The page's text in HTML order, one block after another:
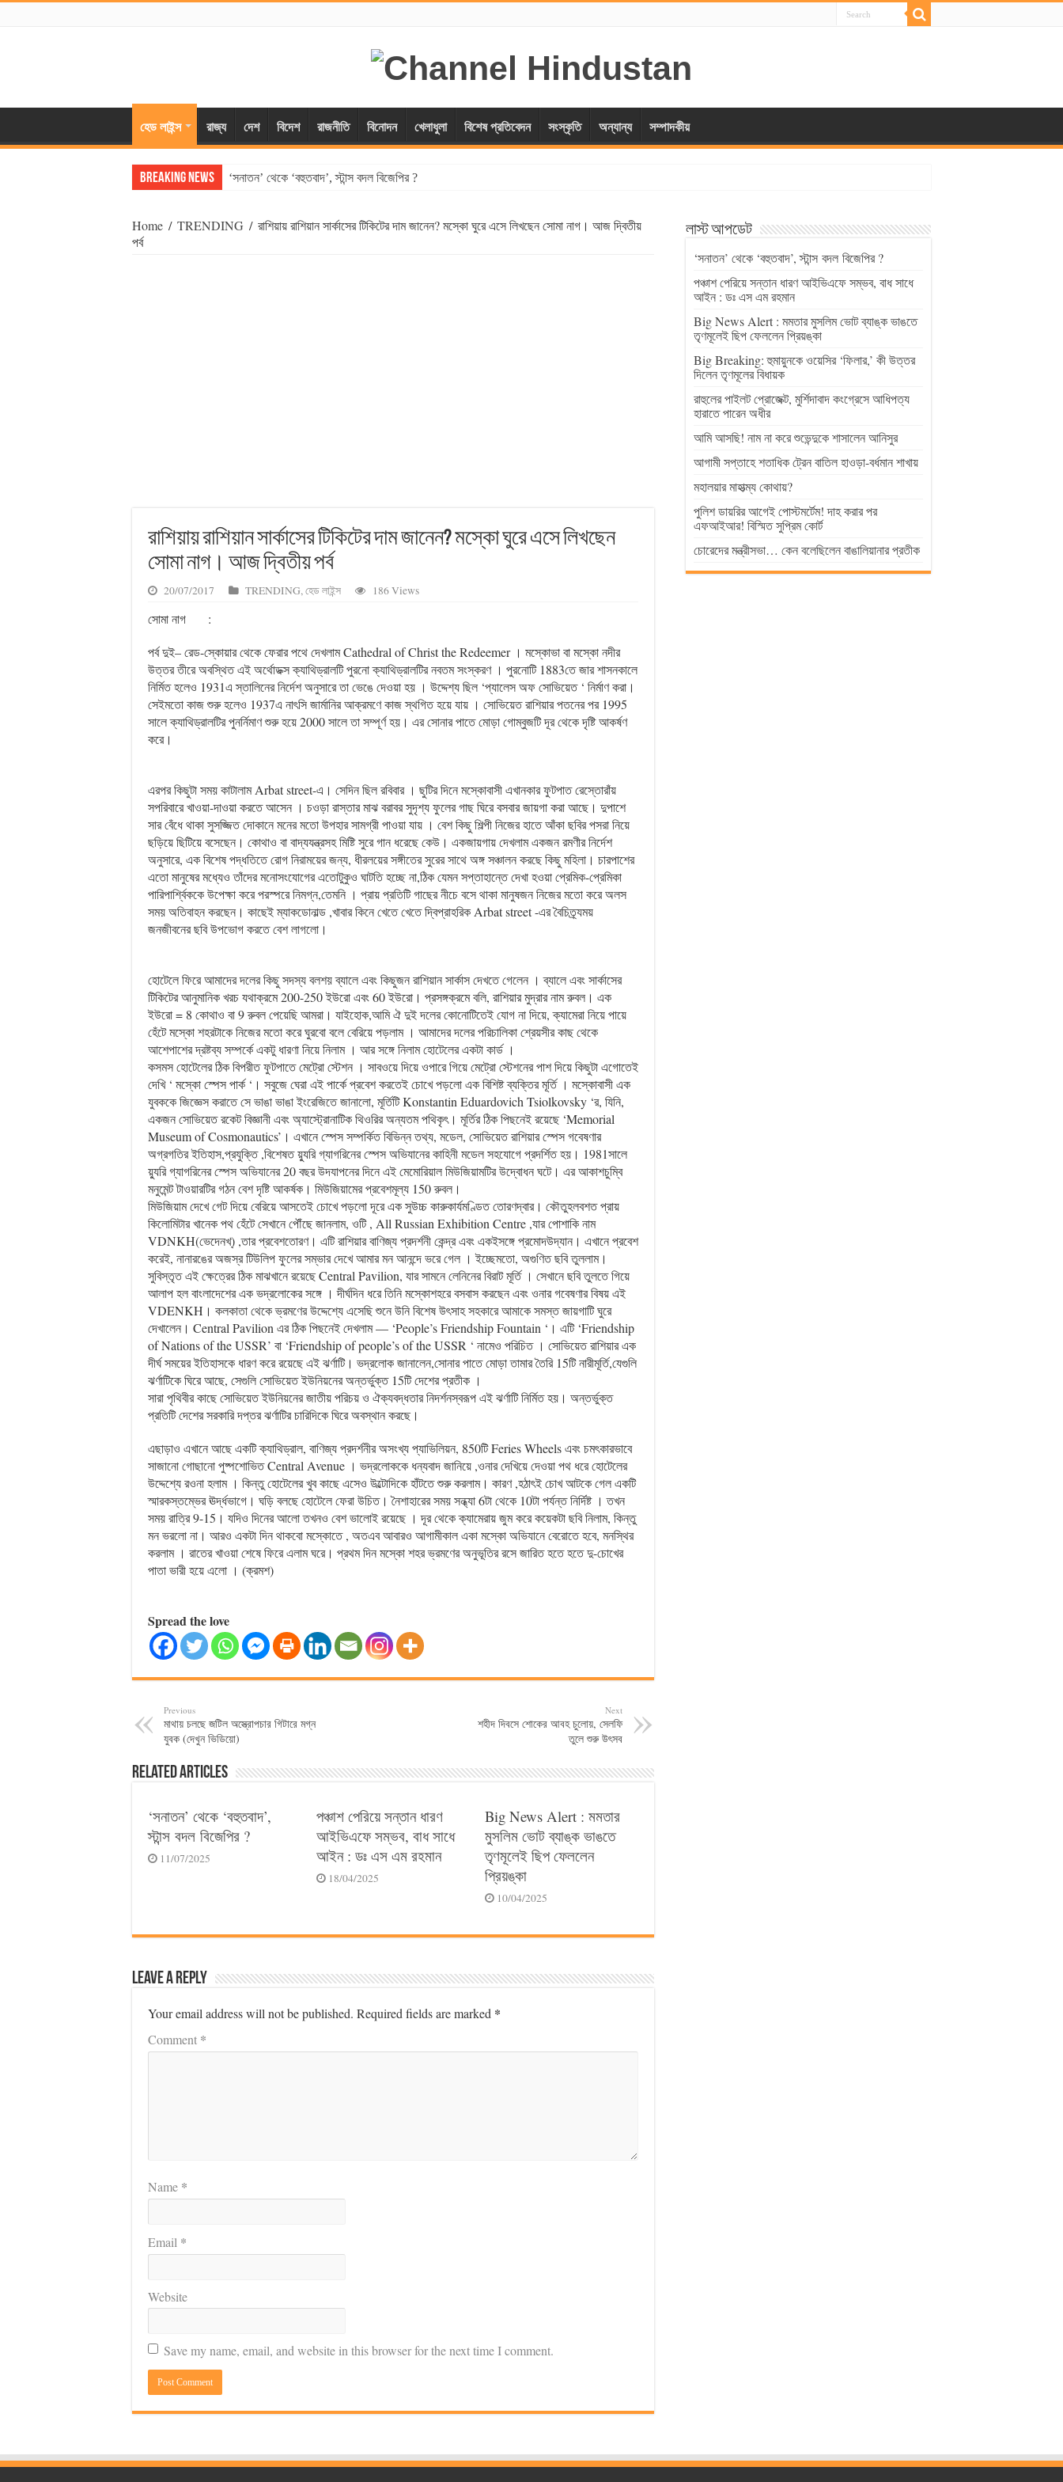
হেড লাইন্স রাজ্য দেশ বিদেশ রাজনীতি বিনোদন খেলাধুলা বিশেষ প্রতিবেদন সংস্কৃতি অন্যান্য সম্পাদকীয়
Breaking News ‘সনাতন’ থেকে ‘বহুতবাদ’, স্টান্স বদল বিজেপির ?
Home / TRENDING / রাশিয়ায় রাশিয়ান সার্কাসের টিকিটের দাম জানেন? মস্কো ঘুরে এসে লিখছেন সোমা নাগ। আজ দ্বিতীয়
পর্ব
রাশিয়ায় রাশিয়ান সার্কাসের টিকিটের দাম জানেন? মস্কো ঘুরে এসে লিখছেন
সোমা নাগ। আজ দ্বিতীয় পর্ব
20/07/2017 TRENDING,হেড লাইন্স 186 Views
সোমা নাগ
:
পর্ব দুই– রেড-স্কোয়ার থেকে ফেরার পথে দেখলাম Cathedral of Christ the Redeemer । মস্কোভা বা মস্কো নদীর
উত্তর তীরে অবস্থিত এই অর্থোডক্স ক্যাথিড্রালটি পুরনো ক্যাথিড্রালটির নবতম সংস্করণ । পুরনোটি 1883তে জার শাসনকালে
নির্মিত হলেও 1931এ স্তালিনের নির্দেশ অনুসারে তা ভেঙে দেওয়া হয় । উদ্দেশ্য ছিল ‘প্যালেস অফ সোভিয়েত ‘ নির্মাণ করা।
সেইমতো কাজ শুরু হলেও 1937এ নাৎসি জার্মানির আক্রমণে কাজ স্থগিত হয়ে যায় । সোভিয়েত রাশিয়ার পতনের পর 1995
সালে ক্যাথিড্রালটির পুনর্নিমাণ শুরু হয়ে 2000 সালে তা সম্পূর্ণ হয়। এর সোনার পাতে মোড়া গোম্বুজটি দূর থেকে দৃষ্টি আকর্ষণ
করে।
এরপর কিছুটা সময় কাটালাম Arbat street-এ। সেদিন ছিল রবিবার । ছুটির দিনে মস্কোবাসী এখানকার ফুটপাত রেস্তোরাঁয়
সপরিবারে খাওয়া-দাওয়া করতে আসেন । চওড়া রাস্তার মাঝ বরাবর সুদৃশ্য ফুলের গাছ ঘিরে বসবার জায়গা করা আছে। দুপাশে
সার বেঁধে থাকা সুসজ্জিত দোকানে মনের মতো উপহার সামগ্রী পাওয়া যায় । বেশ কিছু শিল্পী নিজের হাতে আঁকা ছবির পসরা নিয়ে
ছড়িয়ে ছিটিয়ে বসেছেন। কোথাও বা বাদ্যযন্ত্রসহ মিষ্টি সুরে গান ধরেছে কেউ। একজায়গায় দেখলাম একজন রমণীর নির্দেশ
অনুসারে, এক বিশেষ পদ্ধতিতে রোগ নিরাময়ের জন্য, ধীরলয়ের সঙ্গীতের সুরের সাথে অঙ্গ সঞ্চালন করছে কিছু মহিলা। চারপাশের
এতো মানুষের মধ্যেও তাঁদের মনোসংযোগের এতোটুকুও ঘাটতি হচ্ছে না,ঠিক যেমন সপ্তাহান্তে দেখা হওয়া প্রেমিক-প্রেমিকা
পারিপার্শ্বিককে উপেক্ষা করে পরস্পরে নিমগ্ন,তেমনি । প্রায় প্রতিটি গাছের নীচে বসে থাকা মানুষজন নিজের মতো করে অলস
সময় অতিবাহন করছেন। কাছেই ম্যাকডোনাল্ড ,খাবার কিনে খেতে খেতে দ্বিপ্রাহরিক Arbat street -এর বৈচিত্র্যময়
জনজীবনের ছবি উপভোগ করতে বেশ লাগলো।
হোটেলে ফিরে আমাদের দলের কিছু সদস্য বলশয় ব্যালে এবং কিছুজন রাশিয়ান সার্কাস দেখতে গেলেন । ব্যালে এবং সার্কাসের
টিকিটের আনুমানিক খরচ যথাক্রমে 200-250 ইউরো এবং 60 ইউরো। প্রসঙ্গক্রমে বলি, রাশিয়ার মুদ্রার নাম রুবল। এক
ইউরো = 8 কোথাও বা 9 রুবল পেয়েছি আমরা। যাইহোক,আমি ঐ দুই দলের কোনোটিতেই যোগ না দিয়ে, ক্যামেরা নিয়ে পায়ে
হেঁটে মস্কো শহরটাকে নিজের মতো করে ঘুরবো বলে বেরিয়ে পড়লাম । আমাদের দলের পরিচালিকা শ্রেয়সীর কাছ থেকে
আশেপাশের দ্রষ্টব্য সম্পর্কে একটু ধারণা নিয়ে নিলাম । আর সঙ্গে নিলাম হোটেলের একটা কার্ড ।
কসমস হোটেলের ঠিক বিপরীত ফুটপাতে মেট্রো স্টেশন । সাবওয়ে দিয়ে ওপারে গিয়ে মেট্রো স্টেশনের পাশ দিয়ে কিছুটা এগোতেই
দেখি ‘ মস্কো স্পেস পার্ক ‘। সবুজে ঘেরা এই পার্কে প্রবেশ করতেই চোখে পড়লো এক বিশিষ্ট ব্যক্তির মূর্তি । মস্কোবাসী এক
যুবককে জিজ্ঞেস করাতে সে ভাঙা ভাঙা ইংরেজিতে জানালো, মূর্তিটি Konstantin Eduardovich Tsiolkovsky ‘র, যিনি,
একজন সোভিয়েত রকেট বিজ্ঞানী এবং অ্যাস্ট্রোনাটিক থিওরির অন্যতম পথিকৃৎ। মূর্তির ঠিক পিছনেই রয়েছে ‘Memorial
Museum of Cosmonautics’। এখানে স্পেস সম্পর্কিত বিভিন্ন তথ্য, মডেল, সোভিয়েত রাশিয়ার স্পেস গবেষণার
অগ্রগতির ইতিহাস,প্রযুক্তি ,বিশেষত য়্যুরি গ্যাগরিনের স্পেস অভিযানের কাহিনী মডেল সহযোগে প্রদর্শিত হয়। 1981সালে
য়্যুরি গ্যাগরিনের স্পেস অভিযানের 20 বছর উদযাপনের দিনে এই মেমোরিয়াল মিউজিয়ামটির উদ্বোধন ঘটে। এর আকাশচুম্বি
মনুমেন্ট টাওয়ারটির গঠন বেশ দৃষ্টি আকর্ষক। মিউজিয়ামের প্রবেশমূল্য 150 রুবল।
মিউজিয়াম দেখে গেট দিয়ে বেরিয়ে আসতেই চোখে পড়লো দূরে এক সুউচ্চ কারুকার্যমণ্ডিত তোরণদ্বার। কৌতুহলবশত প্রায়
কিলোমিটার খানেক পথ হেঁটে সেখানে পৌঁছে জানলাম, ওটি , All Russian Exhibition Centre ,যার পোশাকি নাম
VDNKH(ভেদেনখ্) ,তার প্রবেশতোরণ। এটি রাশিয়ার বাণিজ্য প্রদর্শনী কেন্দ্র এবং একইসঙ্গে প্রমোদউদ্যান। এখানে প্রবেশ
করেই, নানারঙের অজস্র টিউলিপ ফুলের সম্ভার দেখে আমার মন আনন্দে ভরে গেল । ইচ্ছেমতো, অগুণিত ছবি তুললাম।
সুবিস্তৃত এই ক্ষেত্রের ঠিক মাঝখানে রয়েছে Central Pavilion, যার সামনে লেনিনের বিরাট মূর্তি । সেখানে ছবি তুলতে গিয়ে
আলাপ হল বাংলাদেশের এক ভদ্রলোকের সঙ্গে । দীর্ঘদিন ধরে তিনি মস্কোশহরে বসবাস করছেন এবং ওনার গবেষণার বিষয় এই
VDENKH। কলকাতা থেকে ভ্রমণের উদ্দেশ্যে এসেছি শুনে উনি বিশেষ উৎসাহ সহকারে আমাকে সমস্ত জায়গাটি ঘুরে
দেখালেন। Central Pavilion এর ঠিক পিছনেই দেখলাম — ‘People’s Friendship Fountain ‘। এটি ‘Friendship
of Nations of the USSR’ বা ‘Friendship of people’s of the USSR ‘ নামেও পরিচিত । সোভিয়েত রাশিয়ার এক
দীর্ঘ সময়ের ইতিহাসকে ধারণ করে রয়েছে এই ঝর্ণাটি। ভদ্রলোক জানালেন,সোনার পাতে মোড়া তামার তৈরি 15টি নারীমূর্তি,যেগুলি
ঝর্ণাটিকে ঘিরে আছে, সেগুলি সোভিয়েত ইউনিয়নের অন্তর্ভুক্ত 15টি দেশের প্রতীক ।
সারা পৃথিবীর কাছে সোভিয়েত ইউনিয়নের জাতীয় পরিচয় ও ঐক্যবদ্ধতার নিদর্শনস্বরূপ এই ঝর্ণাটি নির্মিত হয়। অন্তর্ভুক্ত
প্রতিটি দেশের সরকারি দপ্তর ঝর্ণাটির চারিদিকে ঘিরে অবস্থান করছে।
এছাড়াও এখানে আছে একটি ক্যাথিড্রাল, বাণিজ্য প্রদর্শনীর অসংখ্য প্যাভিলিয়ন, 850টি Feries Wheels এবং চমৎকারভাবে
সাজানো গোছানো পুষ্পশোভিত Central Avenue । ভদ্রলোককে ধন্যবাদ জানিয়ে ,ওনার দেখিয়ে দেওয়া পথ ধরে হোটেলের
উদ্দেশ্যে রওনা হলাম । কিন্তু হোটেলের খুব কাছে এসেও উল্টোদিকে হাঁটতে শুরু করলাম। কারণ ,হঠাৎই চোখ আটকে গেল একটি
স্মারকস্তম্ভের ঊর্দ্ধভাগে। ঘড়ি বলছে হোটেলে ফেরা উচিত। নৈশাহারের সময় সন্ধ্যা 6টা থেকে 10টা পর্যন্ত নির্দিষ্ট । তখন
সময় রাত্রি 9-15। যদিও দিনের আলো তখনও বেশ ভালোই রয়েছে । দূর থেকে ক্যামেরায় জুম করে কয়েকটা ছবি নিলাম, কিন্তু
মন ভরলো না। আরও একটা দিন থাকবো মস্কোতে , অতএব আবারও আগামীকাল একা মস্কো অভিযানে বেরোতে হবে, মনস্থির
করলাম । রাতের খাওয়া শেষে ফিরে এলাম ঘরে। প্রথম দিন মস্কো শহর ভ্রমণের অনুভূতির রসে জারিত হতে হতে দু-চোখের
পাতা ভারী হয়ে এলো । (ক্রমশ)
Spread the love
Previous
মাথায় চলছে জটিল অস্ত্রোপচার গিটারে মগ্ন
যুবক (দেখুন ভিডিয়ো)
Next
শহীদ দিবসে শোকের আবহ চুলোয়, সেলফি
তুলে শুরু উৎসব
Related Articles
‘সনাতন’ থেকে ‘বহুতবাদ’,
স্টান্স বদল বিজেপির ?
11/07/2025
পঞ্চাশ পেরিয়ে সন্তান ধারণ
আইভিএফে সম্ভব, বাধ সাধে
আইন : ডঃ এস এম রহমান
18/04/2025
Big News Alert : মমতার
মুসলিম ভোট ব্যাঙ্ক ভাঙতে
তৃণমূলেই ছিপ ফেললেন
প্রিয়ঙ্কা
10/04/2025
Leave a Reply
Your email address will not be published. Required fields are marked *
Comment *
Name *
Email *
Website
Save my name, email, and website in this browser for the next time I comment.
লাস্ট আপডেট
‘সনাতন’ থেকে ‘বহুতবাদ’, স্টান্স বদল বিজেপির ?
পঞ্চাশ পেরিয়ে সন্তান ধারণ আইভিএফে সম্ভব, বাধ সাধে
আইন : ডঃ এস এম রহমান
Big News Alert : মমতার মুসলিম ভোট ব্যাঙ্ক ভাঙতে
তৃণমূলেই ছিপ ফেললেন প্রিয়ঙ্কা
Big Breaking: হুমায়ুনকে ওয়েসির ‘ফিলার,’ কী উত্তর
দিলেন তৃণমূলের বিধায়ক
রাহুলের পাইলট প্রোজেক্ট, মুর্শিদাবাদ কংগ্রেসে আধিপত্য
হারাতে পারেন অধীর
আমি আসছি! নাম না করে শুভেন্দুকে শাসালেন আনিসুর
আগামী সপ্তাহে শতাধিক ট্রেন বাতিল হাওড়া-বর্ধমান শাখায়
মহালয়ার মাহাত্ম্য কোথায়?
পুলিশ ডায়রির আগেই পোস্টমর্টেম! দাহ করার পর
এফআইআর! বিস্মিত সুপ্রিম কোর্ট
চোরেদের মন্ত্রীসভা… কেন বলেছিলেন বাঙালিয়ানার প্রতীক